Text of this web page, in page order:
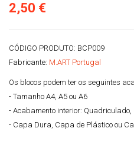
2,50 €
CÓDIGO PRODUTO: BCP009
Fabricante: M.ART Portugal
Os blocos podem ter os seguintes
- Tamanho A4, A5 ou A6
- Acabamento interior: Quadriculado,
- Capa Dura, Capa de Plástico ou